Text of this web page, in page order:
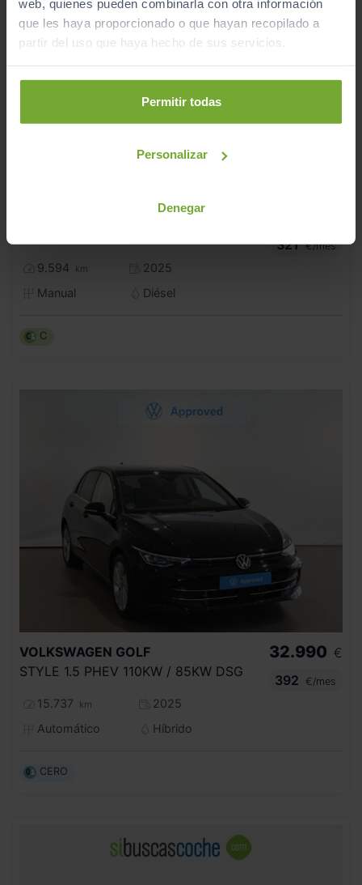
web, quienes pueden combinarla con otra información
que les haya proporcionado o que hayan recopilado a
partir del uso que haya hecho de sus servicios.
Permitir todas
Personalizar
Denegar
9.594 km
2025
Manual
Diésel
321 €/mes
C
VOLKSWAGEN GOLF
STYLE 1.5 PHEV 110KW / 85KW DSG
15.737 km
2025
Automático
Híbrido
32.990 €
392
€/mes
CERO